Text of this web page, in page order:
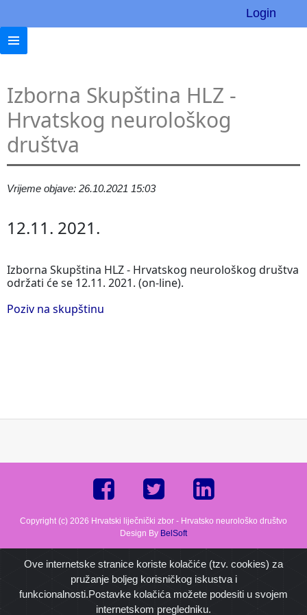
Ove internetske stranice koriste kolačiće (tzv. cookies) za
pružanje boljeg korisničkog iskustva i
funkcionalnosti.Postavke kolačića možete podesiti u svojem
internetskom pregledniku.
Login
Izborna Skupština HLZ -
Hrvatskog neurološkog
društva
Vrijeme objave: 26.10.2021 15:03
12.11. 2021.
Izborna Skupština HLZ - Hrvatskog neurološkog društva
održati će se 12.11. 2021. (on-line).
Poziv na skupštinu
Copyright (c) 2026 Hrvatski liječnički zbor - Hrvatsko neurološko društvo
Design By BelSoft